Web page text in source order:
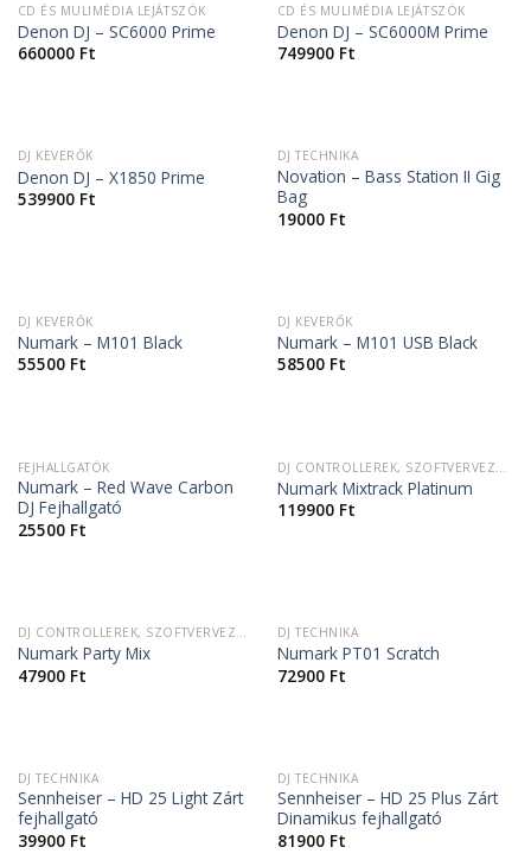
CD ÉS MULIMÉDIA LEJÁTSZÓK
Denon DJ – SC6000 Prime
660000 Ft
CD ÉS MULIMÉDIA LEJÁTSZÓK
Denon DJ – SC6000M Prime
749900 Ft
DJ KEVERŐK
Denon DJ – X1850 Prime
539900 Ft
ELFOGYOTT
DJ TECHNIKA
Novation – Bass Station II Gig
Bag
19000 Ft
DJ KEVERŐK
Numark – M101 Black
55500 Ft
DJ KEVERŐK
Numark – M101 USB Black
58500 Ft
ELFOGYOTT
FEJHALLGATÓK
Numark – Red Wave Carbon
DJ Fejhallgató
25500 Ft
ELFOGYOTT
Numark Mixtrack Platinum
119900 Ft
ELFOGYOTT DJ CONTROLLEREK, SZOFTVERVEZÉRLŐK
Numark Party Mix
47900 Ft
ELFOGYOTT
DJ TECHNIKA
Numark PT01 Scratch
72900 Ft
DJ TECHNIKA
Sennheiser – HD 25 Light Zárt
fejhallgató
39900 Ft
DJ TECHNIKA
Sennheiser – HD 25 Plus Zárt
Dinamikus fejhallgató
81900 Ft